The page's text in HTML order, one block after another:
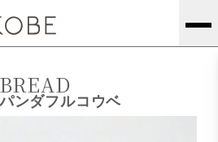
BREAD
ンダフルコウベ